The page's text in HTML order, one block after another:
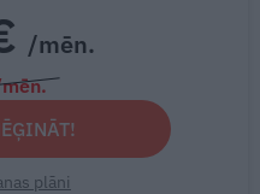
/mēn.
plāni